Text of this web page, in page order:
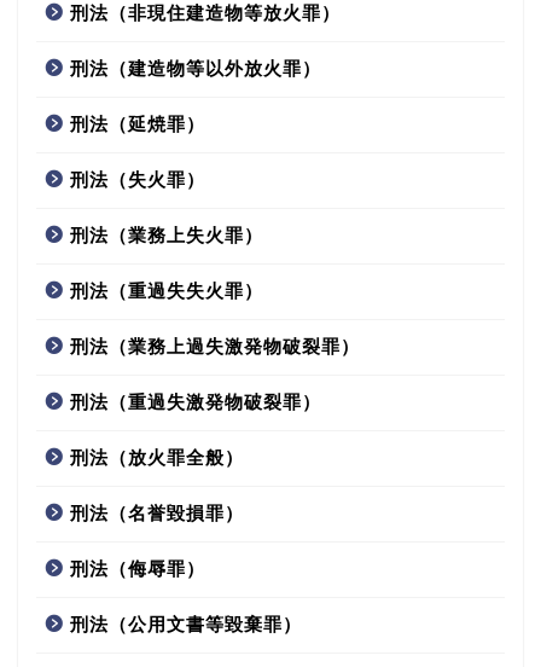
刑法（非現住建造物等放火罪）
刑法（建造物等以外放火罪）
刑法（延焼罪）
刑法（失火罪）
刑法（業務上失火罪）
刑法（重過失失火罪）
刑法（業務上過失激発物破裂罪）
刑法（重過失激発物破裂罪）
刑法（放火罪全般）
刑法（名誉毀損罪）
刑法（侮辱罪）
刑法（公用文書等毀棄罪）